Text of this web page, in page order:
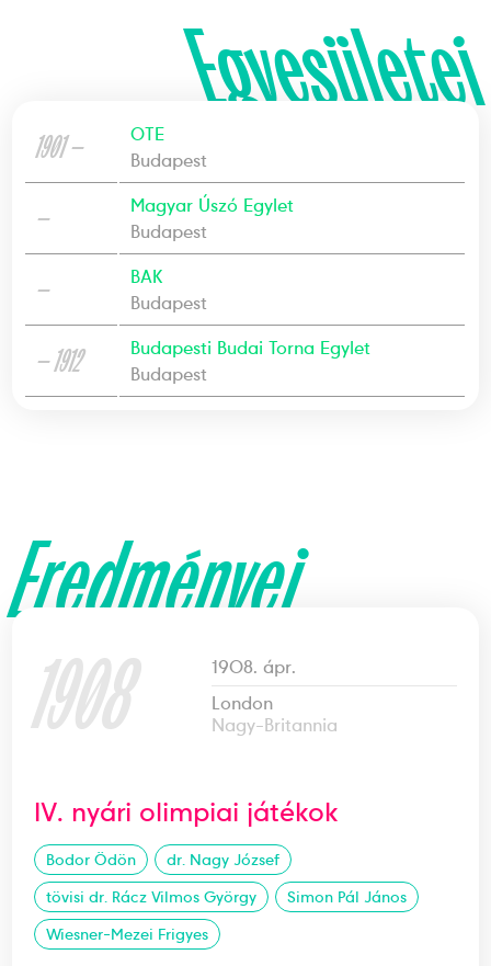
Egyesületei
1901 —
OTE
Budapest
—
Magyar Úszó Egylet
Budapest
—
BAK
Budapest
— 1912
Budapesti Budai Torna Egylet
Budapest
Eredményei
1908
1908. ápr.
London
Nagy-Britannia
IV. nyári olimpiai játékok
Bodor Ödön
dr. Nagy József
tövisi dr. Rácz Vilmos György
Simon Pál János
Wiesner-Mezei Frigyes